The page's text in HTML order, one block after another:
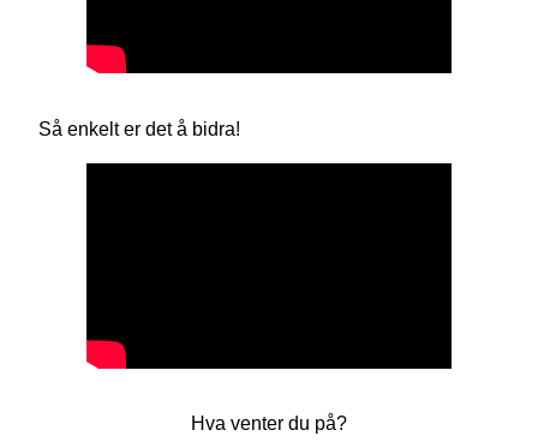
Så enkelt er det å bidra!
Hva venter du på?